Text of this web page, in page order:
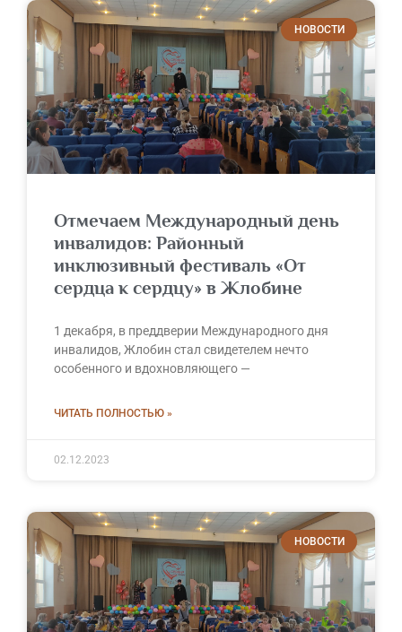
НОВОСТИ
Отмечаем Международный день
инвалидов: Районный
инклюзивный фестиваль «От
сердца к сердцу» в Жлобине
1 декабря, в преддверии Международного дня
инвалидов, Жлобин стал свидетелем нечто
особенного и вдохновляющего —
ЧИТАТЬ ПОЛНОСТЬЮ »
02.12.2023
НОВОСТИ